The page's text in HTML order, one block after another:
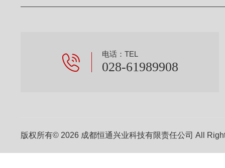
电话：TEL
028-61989908
版权所有© 2026 成都恒通兴业科技有限责任公司 All